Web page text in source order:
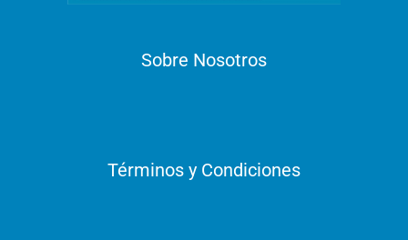
Sobre Nosotros
Términos y Condiciones